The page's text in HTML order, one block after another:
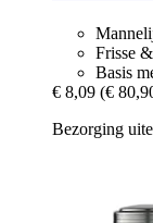
Frisse
Basis
€ 8,09 (€
Bezorging